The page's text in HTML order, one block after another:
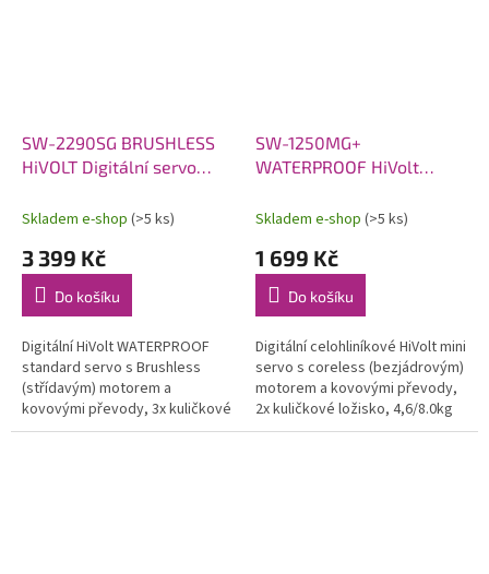
SW-2290SG BRUSHLESS
HiVOLT Digitální servo
0,11s/60°)
Skladem e-shop (>5 ks)
3 399 Kč
Do košíku
Digitální HiVolt WATERPROOF
standard servo s Brushless
(střídavým) motorem a
kovovými převody, 3x kuličkové
ložisko, 45,0/55.0/70,0kg při
SW-1250MG+
WATERPROOF HiVolt
0,10s/60°)
Skladem e-shop (>5 ks)
1 699 Kč
Do košíku
Digitální celohliníkové HiVolt mini
servo s coreless (bezjádrovým)
motorem a kovovými převody,
2x kuličkové ložisko, 4,6/8.0kg
při 6,0/7,4V a 0,11/0,1s na